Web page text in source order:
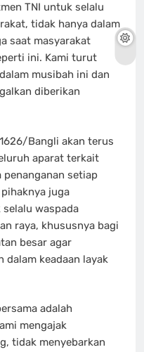
TNI untuk selalu
tidak hanya dalam
saat masyarakat
ini. Kami turut
musibah ini dan
diberikan
Bangli akan terus
aparat terkait
penanganan setiap
juga
waspada
raya, khususnya bagi
besar agar
dalam keadaan layak
adalah
mengajak
tidak menyebarkan